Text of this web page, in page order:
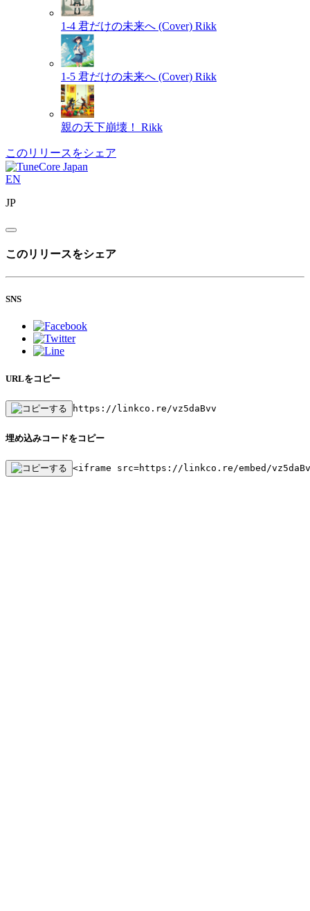
1-4 君だけの未来へ (Cover) Rikk
1-5 君だけの未来へ (Cover) Rikk
親の天下崩壊！ Rikk
このリリースをシェア
EN
JP
このリリースをシェア
SNS
URLをコピー
https://linkco.re/vz5daBvv
埋め込みコードをコピー
<iframe src=https://linkco.re/embed/